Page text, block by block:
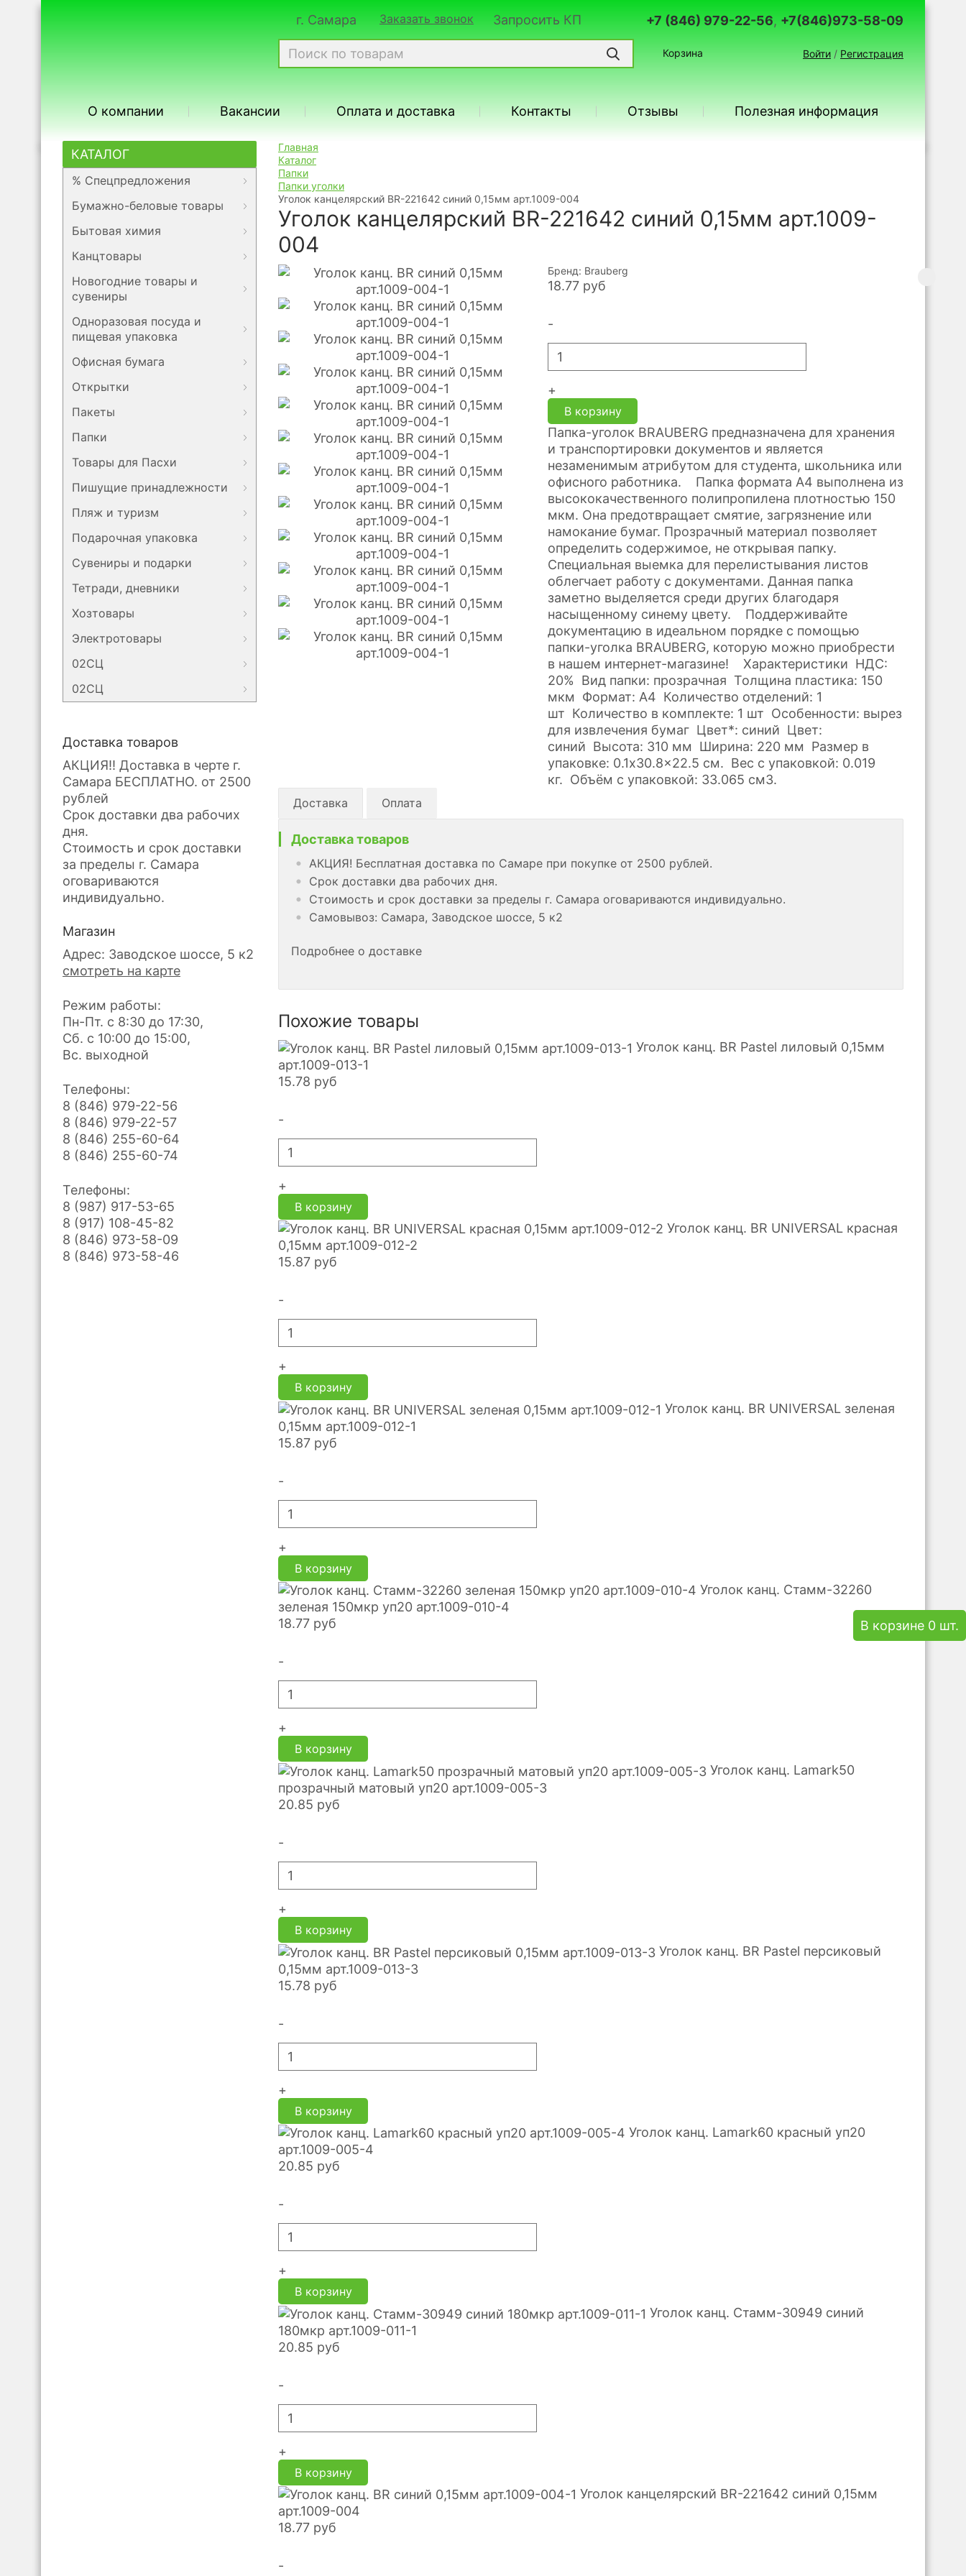
г. Самара Заказать звонок Запросить КП +7 (846) 979-22-56, +7(846)973-58-09
Корзина Войти / Регистрация
В корзине 0 шт.
О компании Вакансии Оплата и доставка Контакты Отзывы Полезная информация
КАТАЛОГ
% Спецпредложения
Бумажно-беловые товары
Бытовая химия
Канцтовары
Новогодние товары и
сувениры
Одноразовая посуда и
пищевая упаковка
Офисная бумага
Открытки
Пакеты
Папки
Товары для Пасхи
Пишущие принадлежности
Пляж и туризм
Подарочная упаковка
Сувениры и подарки
Тетради, дневники
Хозтовары
Электротовары
02СЦ
02СЦ
Доставка товаров
АКЦИЯ!! Доставка в черте г.
Самара БЕСПЛАТНО. от 2500
рублей
Срок доставки два рабочих
дня.
Стоимость и срок доставки
за пределы г. Самара
оговариваются
индивидуально.
Магазин
Адрес: Заводское шоссе, 5 к2
смотреть на карте
Режим работы:
Пн-Пт. с 8:30 до 17:30,
Сб. с 10:00 до 15:00,
Вс. выходной
Телефоны:
8 (846) 979-22-56
8 (846) 979-22-57
8 (846) 255-60-64
8 (846) 255-60-74
Телефоны:
8 (987) 917-53-65
8 (917) 108-45-82
8 (846) 973-58-09
8 (846) 973-58-46
Главная
Каталог
Папки
Папки уголки
Уголок канцелярский BR-221642 синий 0,15мм арт.1009-004
Уголок канцелярский BR-221642 синий 0,15мм арт.1009-
004
Бренд: Brauberg
18.77 руб
-
+
В корзину
Папка-уголок BRAUBERG предназначена для хранения
и транспортировки документов и является
незаменимым атрибутом для студента, школьника или
офисного работника. Папка формата А4 выполнена из
высококачественного полипропилена плотностью 150
мкм. Она предотвращает смятие, загрязнение или
намокание бумаг. Прозрачный материал позволяет
определить содержимое, не открывая папку.
Специальная выемка для перелистывания листов
облегчает работу с документами. Данная папка
заметно выделяется среди других благодаря
насыщенному синему цвету. Поддерживайте
документацию в идеальном порядке с помощью
папки-уголка BRAUBERG, которую можно приобрести
в нашем интернет-магазине! Характеристики НДС:
20% Вид папки: прозрачная Толщина пластика: 150
мкм Формат: А4 Количество отделений: 1
шт Количество в комплекте: 1 шт Особенности: вырез
для извлечения бумаг Цвет*: синий Цвет:
синий Высота: 310 мм Ширина: 220 мм Размер в
упаковке: 0.1x30.8x22.5 см. Вес с упаковкой: 0.019
кг. Объём с упаковкой: 33.065 см3.
Доставка Оплата
Доставка товаров
АКЦИЯ! Бесплатная доставка по Самаре при покупке от 2500 рублей.
Срок доставки два рабочих дня.
Стоимость и срок доставки за пределы г. Самара оговариваются индивидуально.
Самовывоз: Самара, Заводское шоссе, 5 к2
Подробнее о доставке
Похожие товары
Уголок канц. BR Pastel лиловый 0,15мм
арт.1009-013-1
15.78 руб
-
+
В корзину
Уголок канц. BR UNIVERSAL красная
0,15мм арт.1009-012-2
15.87 руб
-
+
В корзину
Уголок канц. BR UNIVERSAL зеленая
0,15мм арт.1009-012-1
15.87 руб
-
+
В корзину
Уголок канц. Стамм-32260
зеленая 150мкр уп20 арт.1009-010-4
18.77 руб
-
+
В корзину
Уголок канц. Lamark50
прозрачный матовый уп20 арт.1009-005-3
20.85 руб
-
+
В корзину
Уголок канц. BR Pastel персиковый
0,15мм арт.1009-013-3
15.78 руб
-
+
В корзину
Уголок канц. Lamark60 красный уп20
арт.1009-005-4
20.85 руб
-
+
В корзину
Уголок канц. Стамм-30949 синий
180мкр арт.1009-011-1
20.85 руб
-
+
В корзину
Уголок канцелярский BR-221642 синий 0,15мм
арт.1009-004
18.77 руб
-